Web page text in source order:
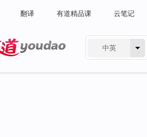
翻译 有道精品课 云笔记
中英